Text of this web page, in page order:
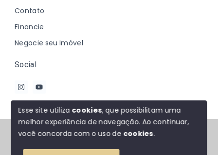
Contato
Financie
Negocie seu Imóvel
Social
© Copyright 2026 - Johanna Marques - Todos os
Esse site utiliza cookies, que possibilitam uma
melhor experiência de navegação.Ao continuar,
você concorda com o uso de cookies.